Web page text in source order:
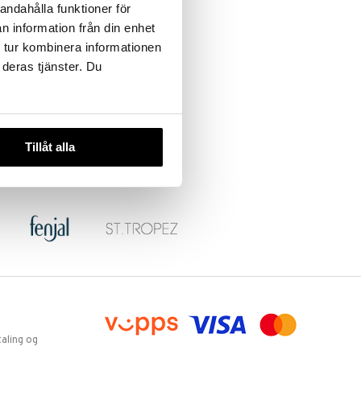
funktioner för
information från din enhet
kombinera informationen
tjänster. Du
Tillåt alla
og